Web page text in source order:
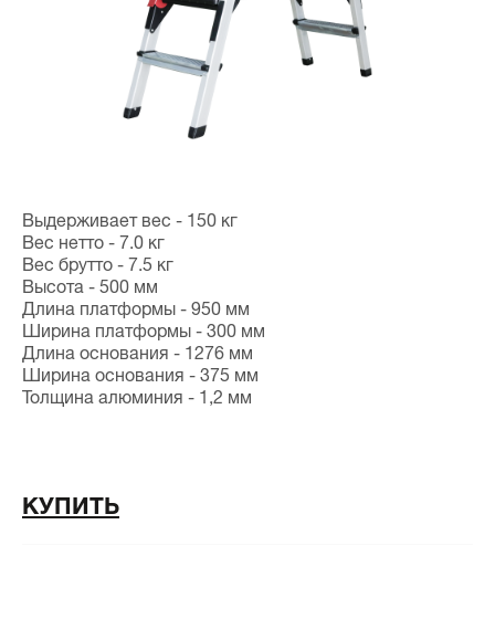
Выдерживает вес - 150 кг
Вес нетто - 7.0 кг
Вес брутто - 7.5 кг
Высота - 500 мм
Длина платформы - 950 мм
Ширина платформы - 300 мм
Длина основания - 1276 мм
Ширина основания - 375 мм
Толщина алюминия - 1,2 мм
КУПИТЬ